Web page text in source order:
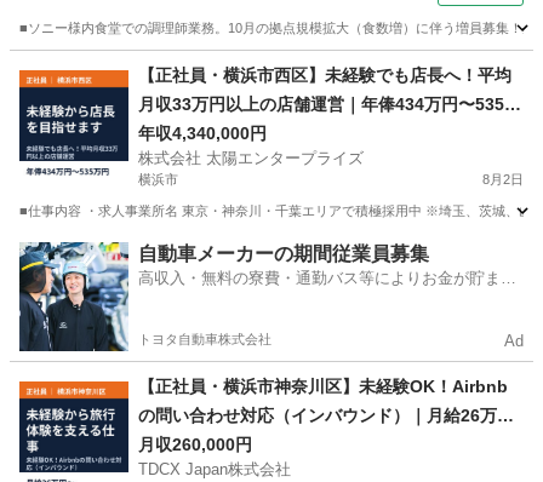
■ソニー様内食堂での調理師業務。10月の拠点規模拡大（食数増）に伴う増員募集！
調理師
【正社員・横浜市西区】未経験でも店長へ！平均
月収33万円以上の店舗運営｜年俸434万円〜535万
円
年収4,340,000円
株式会社 太陽エンタープライズ
横浜市 8月2日
■仕事内容 ・求人事業所名 東京・神奈川・千葉エリアで積極採用中 ※埼玉、茨城、山
神奈川 横浜市 サービス業 未経験
自動車メーカーの期間従業員募集
高収入・無料の寮費・通勤バス等によりお金が貯まり
トヨタ自動車株式会社 Ad
【正社員・横浜市神奈川区】未経験OK！Airbnb
の問い合わせ対応（インバウンド）｜月給26万
円〜
月収260,000円
TDCX Japan株式会社